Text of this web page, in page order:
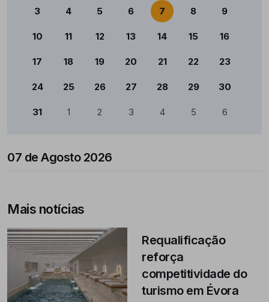
3 4 5 6 7 8 9
10 11 12 13 14 15 16
17 18 19 20 21 22 23
24 25 26 27 28 29 30
31 1 2 3 4 5 6
07 de Agosto 2026
Mais notícias
Requalificação
reforça
competitividade do
turismo em Évora